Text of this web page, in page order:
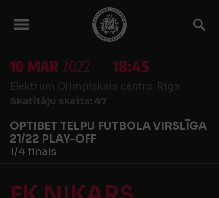
10 MAR2022 18:45
Elektrum Olimpiskais centrs, Riga
Skatītāju skaits: 47
OPTIBET TELPU FUTBOLA VIRSLĪGA
21/22 PLAY-OFF
1/4 fināls